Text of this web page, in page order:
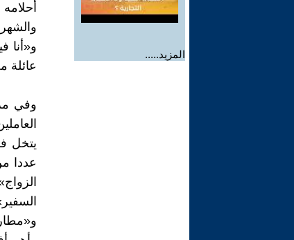
المزيد.....
وفي
يتخل
عددا